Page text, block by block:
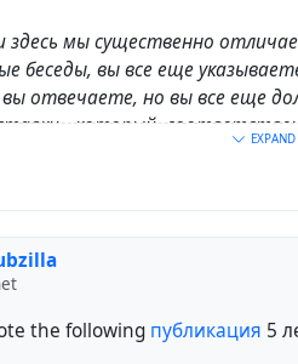
здесь мы существенно
беседы, вы все еще
отвечаете, но вы все еще
- который,
середине потока. Беседа не
разработали точно такой же
EXPAND
the following публикация 5